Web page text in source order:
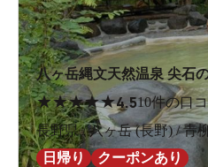
八ヶ岳縄文天然温泉 尖石
★★★★★4.510件の口
長野県 / 八ヶ岳 (長野) / 青
日帰り
クーポンあり